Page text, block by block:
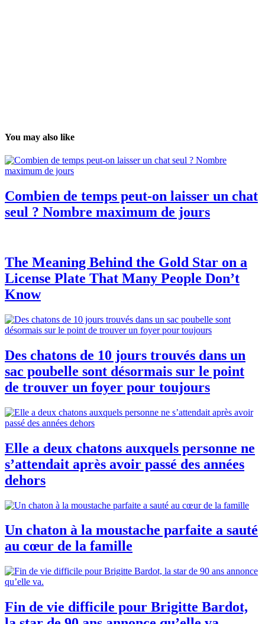
You may also like
Combien de temps peut-on laisser un chat
seul ? Nombre maximum de jours
The Meaning Behind the Gold Star on a
License Plate That Many People Don’t
Know
Des chatons de 10 jours trouvés dans un
sac poubelle sont désormais sur le point
de trouver un foyer pour toujours
Elle a deux chatons auxquels personne ne
s’attendait après avoir passé des années
dehors
Un chaton à la moustache parfaite a sauté
au cœur de la famille
Fin de vie difficile pour Brigitte Bardot,